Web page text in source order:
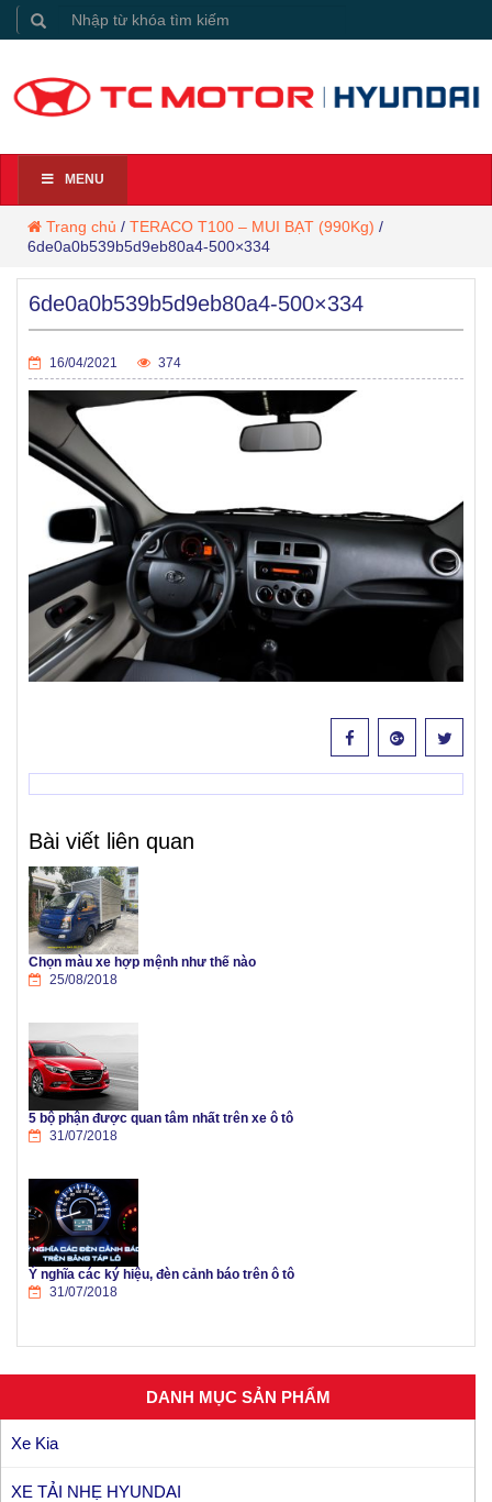
MENU
Trang chủ / TERACO T100 – MUI BẠT (990Kg) /
6de0a0b539b5d9eb80a4-500×334
6de0a0b539b5d9eb80a4-500×334
16/04/2021 374
Bài viết liên quan
Chọn màu xe hợp mệnh như thế nào
25/08/2018
5 bộ phận được quan tâm nhất trên xe ô tô
31/07/2018
Ý nghĩa các ký hiệu, đèn cảnh báo trên ô tô
31/07/2018
DANH MỤC SẢN PHẨM
Xe Kia
XE TẢI NHẸ HYUNDAI